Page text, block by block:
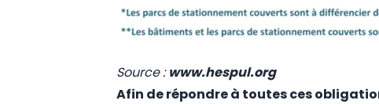
Source :www.hespul.org
Afin de répondre à toutes ces